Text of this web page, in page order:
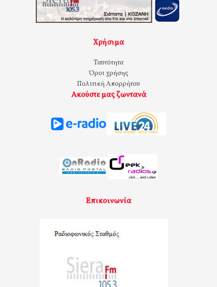
Χρήσιμα
Ταυτότητα
Όροι χρήσης
Πολιτική Απορρήτου
Ακούστε μας ζωντανά
Επικοινωνία